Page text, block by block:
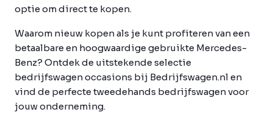
optie om direct te kopen.
Waarom nieuw kopen als je kunt profiteren van een
betaalbare en hoogwaardige gebruikte Mercedes-
Benz? Ontdek de uitstekende selectie
bedrijfswagen occasions bij Bedrijfswagen.nl en
vind de perfecte tweedehands bedrijfswagen voor
jouw onderneming.